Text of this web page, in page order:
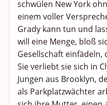
schwülen New York
einem voller
Grady kann tun und
will eine Menge, bloß
Gesellschaft
Sie verliebt sie sich in
Jungen aus Brooklyn,
als Parkplatzwächter